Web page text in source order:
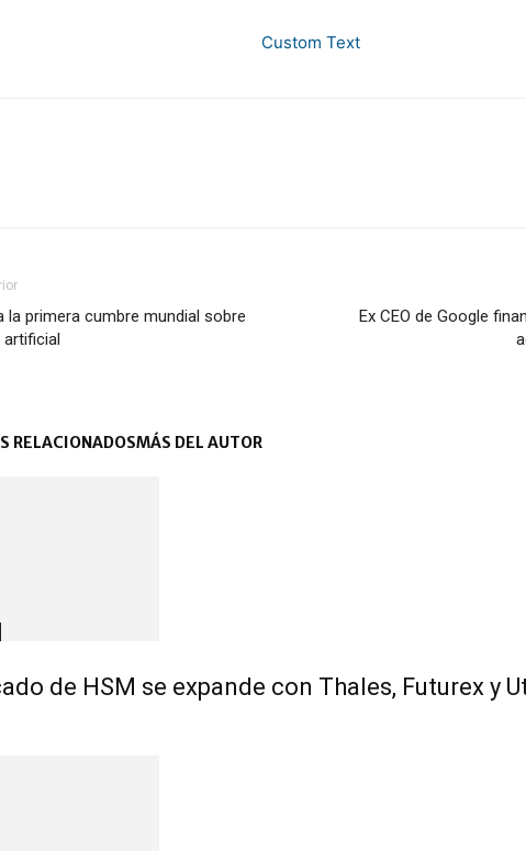
la primera cumbre mundial sobre
Ex CEO de Google
RELACIONADOSMÁS DEL AUTOR
de HSM se expande con Thales, Futurex y